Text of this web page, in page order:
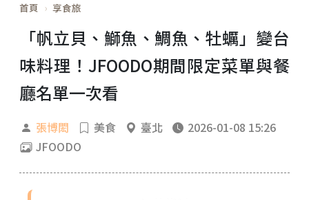
首頁 享食旅
「帆立貝、鰤魚、鯛魚、牡蠣」變台
味料理！JFOODO期間限定菜單與餐
廳名單一次看
張博閎 美食 臺北
2026-01-08 15:26
JFOODO